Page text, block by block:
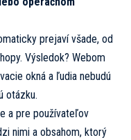
prejaví všade, od
Výsledok? Webom
okná a ľudia nebudú
otázku.
a pre používateľov
nimi a obsahom, ktorý